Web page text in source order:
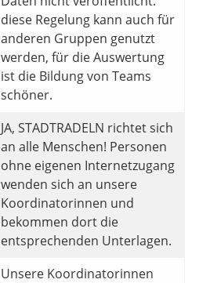
diese Regelung kann auch für
anderen Gruppen genutzt
werden, für die Auswertung
ist die Bildung von Teams
schöner.
JA, STADTRADELN richtet sich
an alle Menschen! Personen
ohne eigenen Internetzugang
wenden sich an unsere
Koordinatorinnen und
bekommen dort die
entsprechenden Unterlagen.
Unsere Koordinatorinnen